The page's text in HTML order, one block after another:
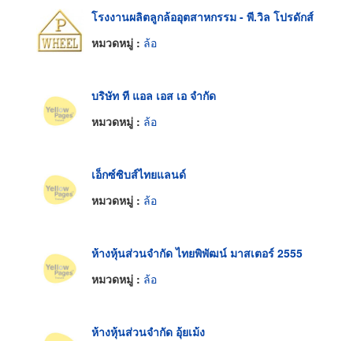
โรงงานผลิตลูกล้ออุตสาหกรรม - พี.วิล โปรดักส์
หมวดหมู่ : ล้อ
บริษัท ที แอล เอส เอ จำกัด
หมวดหมู่ : ล้อ
เอ็กซ์ซิบส์ไทยแลนด์
หมวดหมู่ : ล้อ
ห้างหุ้นส่วนจำกัด ไทยพิพัฒน์ มาสเตอร์ 2555
หมวดหมู่ : ล้อ
ห้างหุ้นส่วนจำกัด อุ้ยเม้ง